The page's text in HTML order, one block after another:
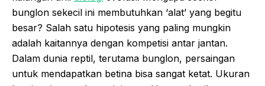
bunglon sekecil ini membutuhkan ‘alat’ yang begitu
besar? Salah satu hipotesis yang paling mungkin
adalah kaitannya dengan kompetisi antar jantan.
Dalam dunia reptil, terutama bunglon, persaingan
untuk mendapatkan betina bisa sangat ketat. Ukuran